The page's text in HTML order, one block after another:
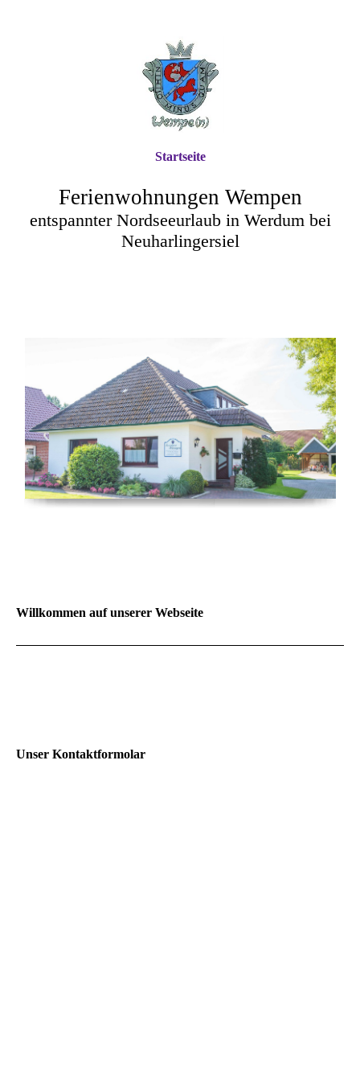
Ferienwohnungen Wempen
entspannter Nordseeurlaub in Werdum bei
Neuharlingersiel
Startseite
Willkommen auf unserer Webseite
Unser Kontaktformolar